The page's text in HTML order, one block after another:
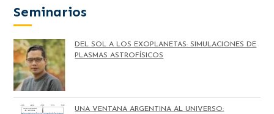
Seminarios
DEL SOL A LOS EXOPLANETAS: SIMULACIONES DE
PLASMAS ASTROFÍSICOS
UNA VENTANA ARGENTINA AL UNIVERSO: